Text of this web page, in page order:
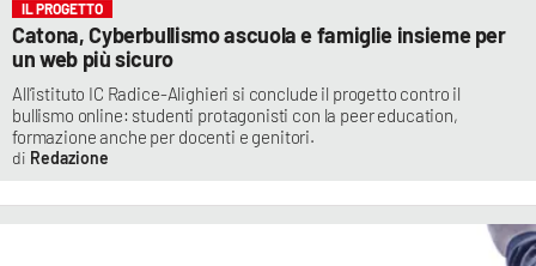
IL PROGETTO
Catona, Cyberbullismo ascuola e famiglie insieme per
un web più sicuro
All’istituto IC Radice-Alighieri si conclude il progetto contro il
bullismo online: studenti protagonisti con la peer education,
formazione anche per docenti e genitori.
Redazione